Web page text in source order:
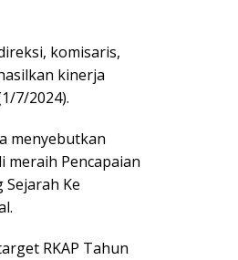
komisaris,
kinerja
7/2024).
menyebutkan
meraih Pencapaian
Sejarah Ke
RKAP Tahun